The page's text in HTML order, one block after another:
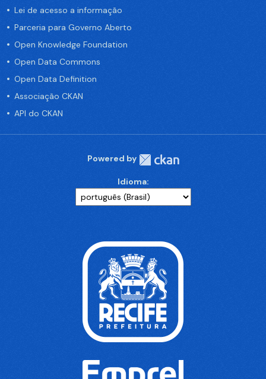
Lei de acesso a informação
Parceria para Governo Aberto
Open Knowledge Foundation
Open Data Commons
Open Data Definition
Associação CKAN
API do CKAN
Powered by
Idioma